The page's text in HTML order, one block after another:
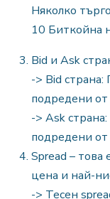
Няколко
10 Биткойна
Bid и Ask
-> Bid страна:
подредени
-> Ask
подредени
Spread – това
цена и най-
-> Тесен